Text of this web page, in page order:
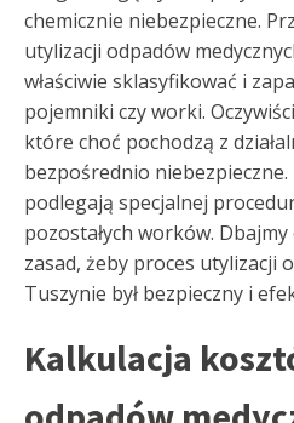
chemicznie niebezpieczne.
utylizacji odpadów
właściwie sklasyfikować i
pojemniki czy worki.
które choć pochodzą z
bezpośrednio
podlegają specjalnej
pozostałych worków.
zasad, żeby proces utylizacji
Tuszynie był bezpieczny i
Kalkulacja